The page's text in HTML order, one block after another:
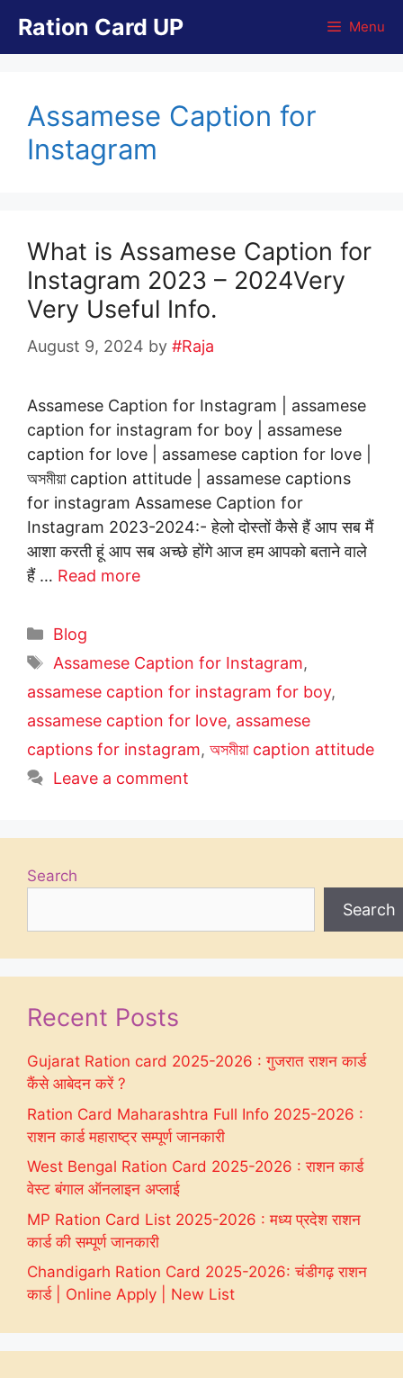
content
Ration Card UP Menu
Assamese Caption for
Instagram
What is Assamese Caption for
Instagram 2023 – 2024Very
Very Useful Info.
August 9, 2024 by #Raja
Assamese Caption for Instagram | assamese
caption for instagram for boy | assamese
caption for love | assamese caption for love |
অসমীয়া caption attitude | assamese captions
for instagram Assamese Caption for
Instagram 2023-2024:- हेलो दोस्तों कैसे हैं आप सब मैं
आशा करती हूं आप सब अच्छे होंगे आज हम आपको बताने वाले
हैं … Read more
Categories
Blog
Tags
Assamese Caption for Instagram,
assamese caption for instagram for boy,
assamese caption for love, assamese
captions for instagram, অসমীয়া caption attitude
Leave a comment
Search
Search
Recent Posts
Gujarat Ration card 2025-2026 : गुजरात राशन कार्ड
कैंसे आबेदन करें ?
Ration Card Maharashtra Full Info 2025-2026 :
राशन कार्ड महाराष्ट्र सम्पूर्ण जानकारी
West Bengal Ration Card 2025-2026 : राशन कार्ड
वेस्ट बंगाल ऑनलाइन अप्लाई
MP Ration Card List 2025-2026 : मध्य प्रदेश राशन
कार्ड की सम्पूर्ण जानकारी
Chandigarh Ration Card 2025-2026: चंडीगढ़ राशन
कार्ड | Online Apply | New List